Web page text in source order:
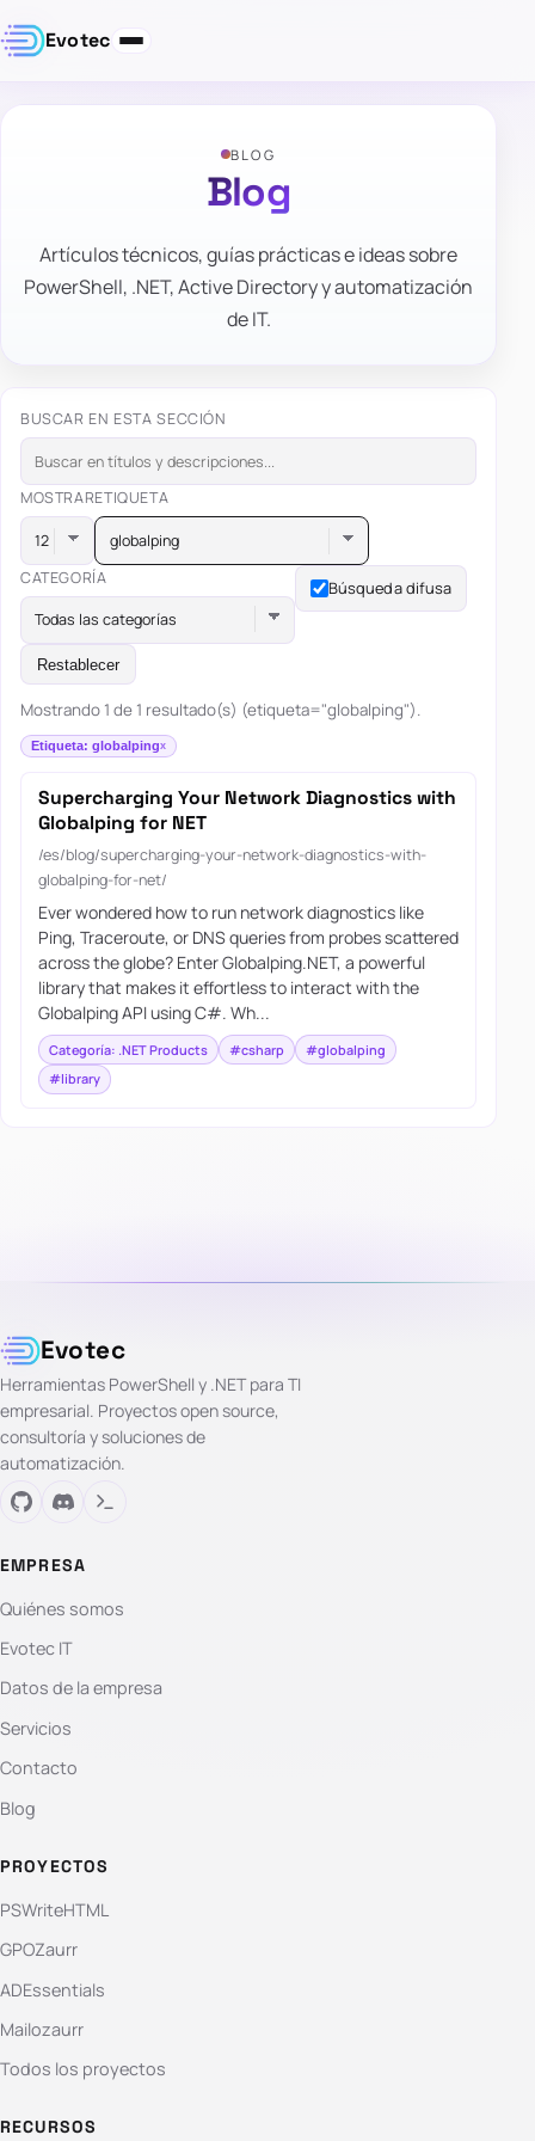
Evotec
BLOG
Blog
Artículos técnicos, guías prácticas e ideas sobre
PowerShell, .NET, Active Directory y automatización
de IT.
BUSCAR EN ESTA SECCIÓN
MOSTRARETIQUETA
globalping
CATEGORÍA
Todas las categorías
Búsqueda difusa
Restablecer
Mostrando 1 de 1 resultado(s) (etiqueta="globalping").
Etiqueta: globalping
Supercharging Your Network Diagnostics with
Globalping for NET
/es/blog/supercharging-your-network-diagnostics-with-
globalping-for-net/
Ever wondered how to run network diagnostics like
Ping, Traceroute, or DNS queries from probes scattered
across the globe? Enter Globalping.NET, a powerful
library that makes it effortless to interact with the
Globalping API using C#. Wh...
Categoría: .NET Products #csharp
#globalping
#library
Evotec
Herramientas PowerShell y .NET para TI
empresarial. Proyectos open source,
consultoría y soluciones de
automatización.
EMPRESA
Quiénes somos
Evotec IT
Datos de la empresa
Servicios
Contacto
Blog
PROYECTOS
PSWriteHTML
GPOZaurr
ADEssentials
Mailozaurr
Todos los proyectos
RECURSOS